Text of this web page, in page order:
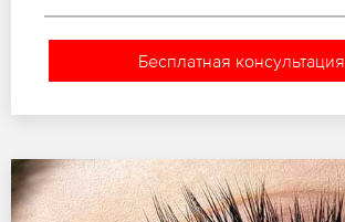
Бесплатная консультация